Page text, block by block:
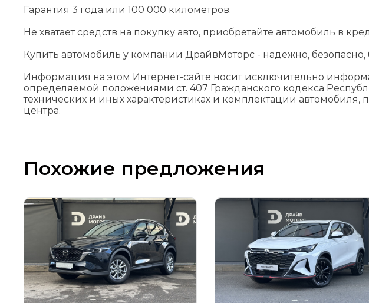
Гарантия 3 года или 100 000 километров.
Не хватает средств на покупку авто, приобретайте автомобиль в
Купить автомобиль у компании ДрайвМоторс - надежно, безопасно,
Информация на этом Интернет-сайте носит исключительно
определяемой положениями cт. 407 Гражданского кодекса
технических и иных характеристиках и комплектации
центра.
Похожие предложения